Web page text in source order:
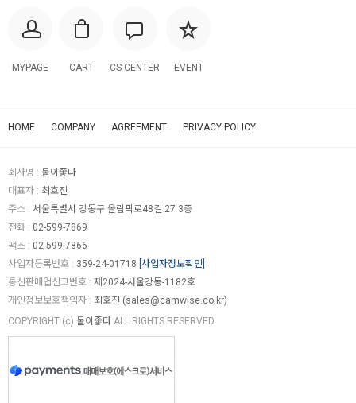
MYPAGE CART CS CENTER EVENT
HOME COMPANY AGREEMENT PRIVACY POLICY
회사명 : 물이좋다
대표자 : 최호진
주소 : 서울특별시 강동구 올림픽로48길 27 3층
전화 : 02-599-7869
팩스 : 02-599-7866
사업자등록번호 : 359-24-01718 [사업자정보확인]
통신판매업신고번호 : 제2024-서울강동-1182호
개인정보보호책임자 : 최호진 (sales@camwise.co.kr)
COPYRIGHT (c) 물이좋다 ALL RIGHTS RESERVED.